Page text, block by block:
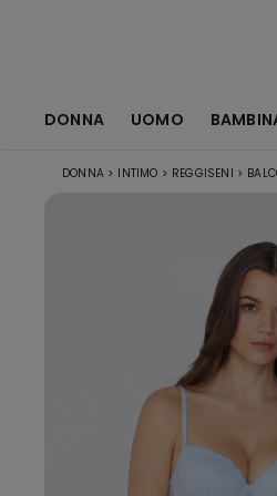
DONNA UOMO
DONNA > INTIMO > REGGISENI >